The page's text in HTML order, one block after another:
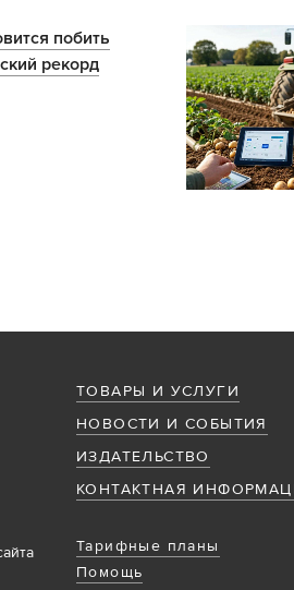
побить
рекорд
ТОВАРЫ И УСЛУГИ
НОВОСТИ И СОБЫТИЯ
ИЗДАТЕЛЬСТВО
КОНТАКТНАЯ
Тарифные планы
Помощь